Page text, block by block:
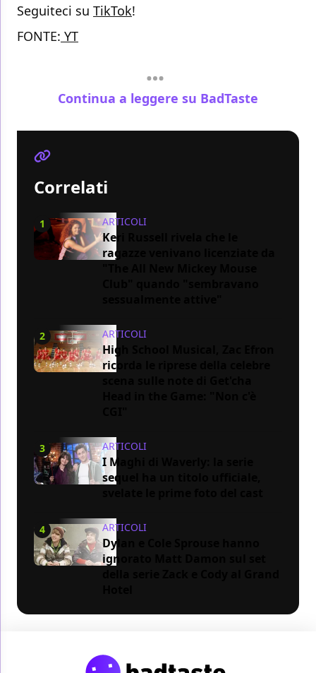
Seguiteci su TikTok!
FONTE: YT
Continua a leggere su BadTaste
Correlati
1 ARTICOLI
Keri Russell rivela che le
ragazze venivano licenziate da
2 ARTICOLI
High School Musical, Zac Efron
ricorda le riprese della celebre
3 ARTICOLI
I Maghi di Waverly: la serie
sequel ha un titolo ufficiale,
4 ARTICOLI
Dylan e Cole Sprouse hanno
ignorato Matt Damon sul set